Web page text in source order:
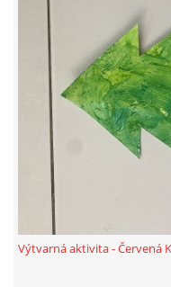
Výtvarná aktivita - Červená